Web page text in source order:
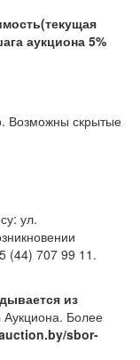
аукциона 5%
Возможны скрытые
ул.
(44) 707 99 11.
из
Аукциона. Более
sbor-